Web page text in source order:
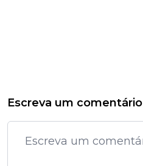
Escreva um comentário